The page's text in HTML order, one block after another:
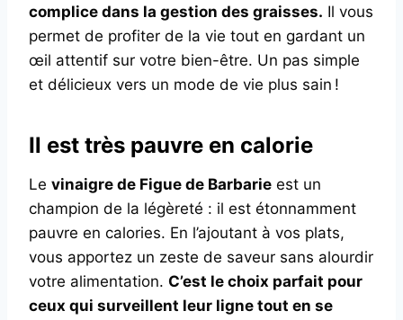
complice dans la gestion des graisses. Il vous
permet de profiter de la vie tout en gardant un
œil attentif sur votre bien-être. Un pas simple
et délicieux vers un mode de vie plus sain !
Il est très pauvre en calorie
Le vinaigre de Figue de Barbarie est un
champion de la légèreté : il est étonnamment
pauvre en calories. En l’ajoutant à vos plats,
vous apportez un zeste de saveur sans alourdir
votre alimentation. C’est le choix parfait pour
ceux qui surveillent leur ligne tout en se